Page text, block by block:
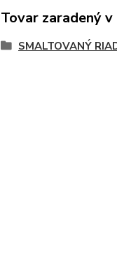
Tovar zaradený
SMALTOVANÝ